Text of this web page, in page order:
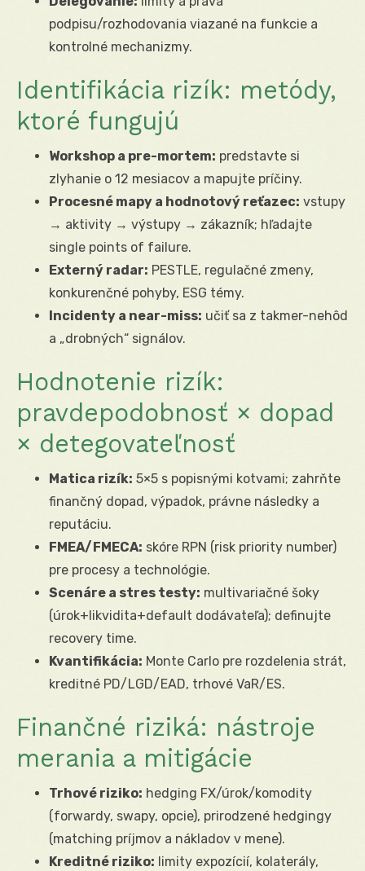
podpisu/rozhodovania viazané na funkcie a
kontrolné mechanizmy.
Identifikácia rizík: metódy,
ktoré fungujú
Workshop a pre-mortem: predstavte si
zlyhanie o 12 mesiacov a mapujte príčiny.
Procesné mapy a hodnotový reťazec: vstupy
→ aktivity → výstupy → zákazník; hľadajte
single points of failure.
Externý radar: PESTLE, regulačné zmeny,
konkurenčné pohyby, ESG témy.
Incidenty a near-miss: učiť sa z takmer-nehôd
a „drobných“ signálov.
Hodnotenie rizík:
pravdepodobnosť × dopad
× detegovateľnosť
Matica rizík: 5×5 s popisnými kotvami; zahrňte
finančný dopad, výpadok, právne následky a
reputáciu.
FMEA/FMECA: skóre RPN (risk priority number)
pre procesy a technológie.
Scenáre a stres testy: multivariačné šoky
(úrok+likvidita+default dodávateľa); definujte
recovery time.
Kvantifikácia: Monte Carlo pre rozdelenia strát,
kreditné PD/LGD/EAD, trhové VaR/ES.
Finančné riziká: nástroje
merania a mitigácie
Trhové riziko: hedging FX/úrok/komodity
(forwardy, swapy, opcie), prirodzené hedgingy
(matching príjmov a nákladov v mene).
Kreditné riziko: limity expozícií, kolaterály,